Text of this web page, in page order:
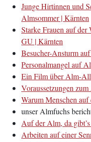
Junge Hirtinnen und
Almsommer | Kärnten
Starke Frauen auf
GU | Kärnten
Besucher-Ansturm
Personalmangel auf
Ein Film über Alm-
Voraussetzungen
Warum Menschen
unser Almfuchs
Auf der Alm, da
Arbeiten auf einer